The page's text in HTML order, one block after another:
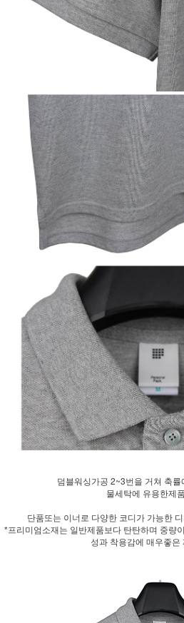
덤블워싱가공 2~3번을 거쳐 축
물세탁에 유용한제
단품또는 이너로 다양한 코디가 가능한
*프리미엄소재는 일반제품보다 탄탄하며 중량
성과 착용감에 매우좋은